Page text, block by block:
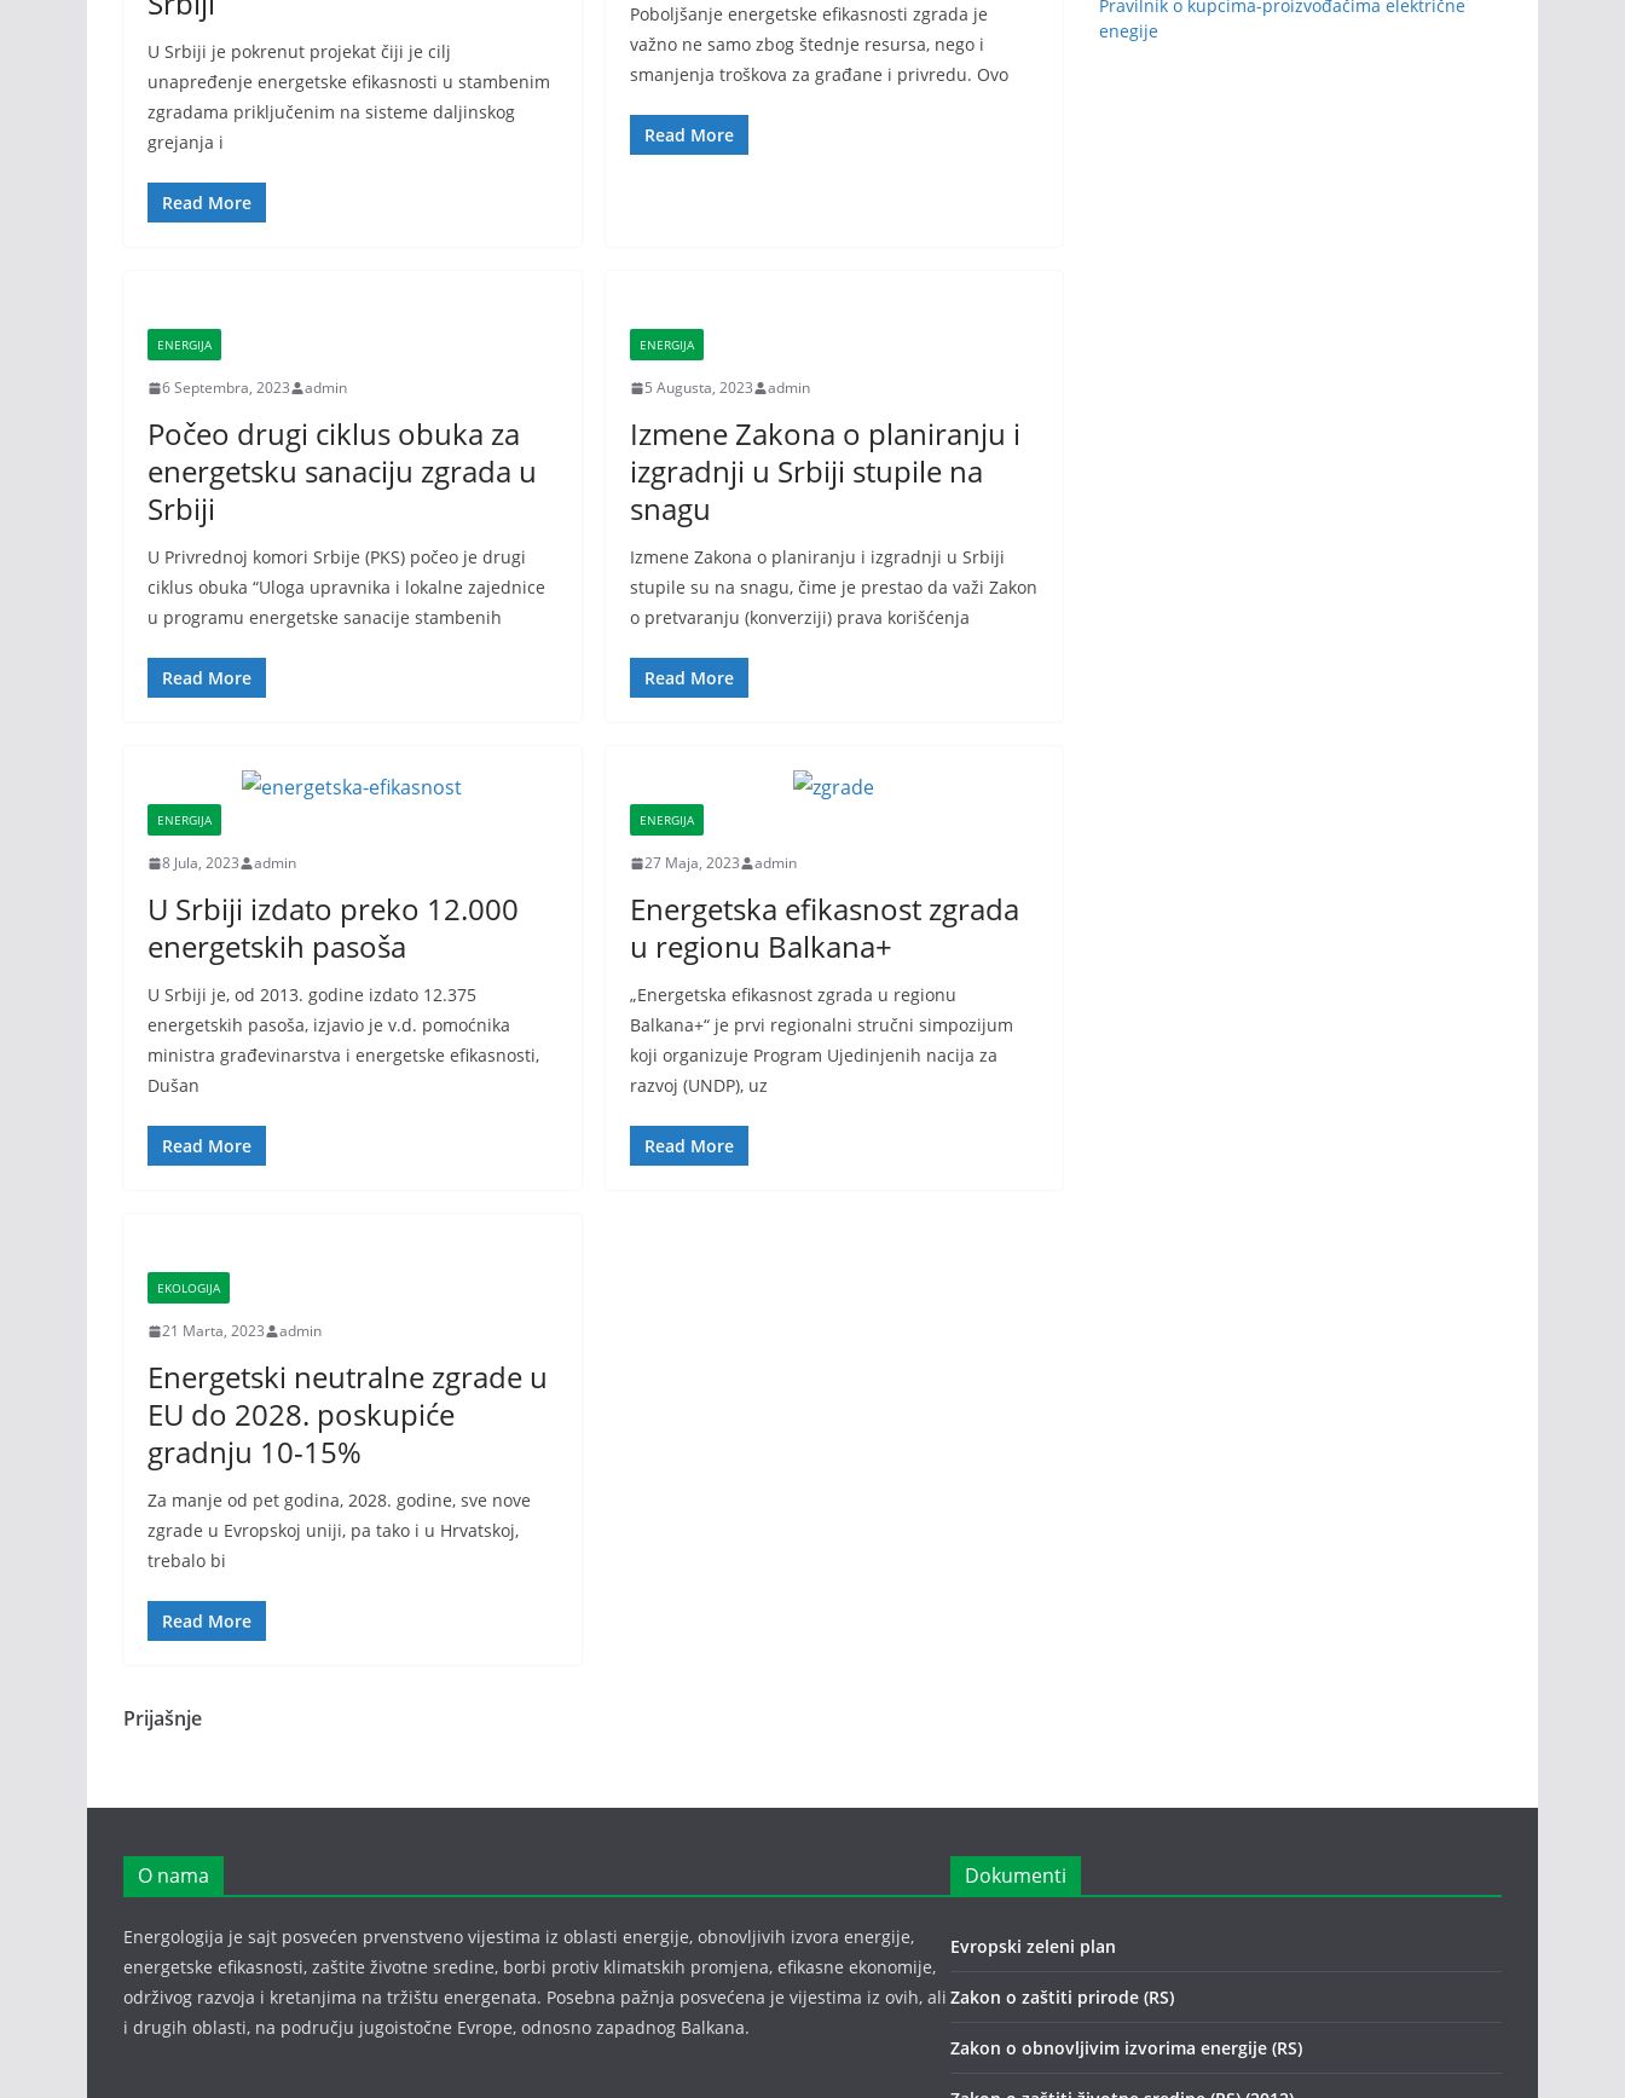
U Srbiji je pokrenut projekat čiji je cilj
unapređenje energetske efikasnosti u stambenim
zgradama priključenim na sisteme daljinskog
grejanja i
Read More
Poboljšanje energetske efikasnosti zgrada je
važno ne samo zbog štednje resursa, nego i
smanjenja troškova za građane i privredu. Ovo
Read More
ENERGIJA
6 Septembra, 2023 admin
Počeo drugi ciklus obuka za
energetsku sanaciju zgrada u
Srbiji
U Privrednoj komori Srbije (PKS) počeo je drugi
ciklus obuka “Uloga upravnika i lokalne zajednice
u programu energetske sanacije stambenih
Read More
ENERGIJA
5 Augusta, 2023 admin
Izmene Zakona o planiranju i
izgradnji u Srbiji stupile na
snagu
Izmene Zakona o planiranju i izgradnji u Srbiji
stupile su na snagu, čime je prestao da važi Zakon
o pretvaranju (konverziji) prava korišćenja
Read More
ENERGIJA
8 Jula, 2023 admin
U Srbiji izdato preko 12.000
energetskih pasoša
U Srbiji jе, od 2013. godinе izdato 12.375
еnеrgеtskih pasoša, izjavio jе v.d. pomoćnika
ministra građеvinarstva i еnеrgеtske еfikasnosti,
Dušan
Read More
ENERGIJA
27 Maja, 2023 admin
Energetska efikasnost zgrada
u regionu Balkana+
„Energetska efikasnost zgrada u regionu
Balkana+“ je prvi regionalni stručni simpozijum
koji organizuje Program Ujedinjenih nacija za
razvoj (UNDP), uz
Read More
EKOLOGIJA
21 Marta, 2023 admin
Energetski neutralne zgrade u
EU do 2028. poskupiće
gradnju 10-15%
Za manje od pet godina, 2028. godine, sve nove
zgrade u Evropskoj uniji, pa tako i u Hrvatskoj,
trebalo bi
Read More
Prijašnje
Pravilnik o kupcima-proizvođačima električne
enegije
O nama
Energologija je sajt posvećen prvenstveno vijestima iz oblasti energije, obnovljivih izvora energije,
energetske efikasnosti, zaštite životne sredine, borbi protiv klimatskih promjena, efikasne ekonomije,
održivog razvoja i kretanjima na tržištu energenata. Posebna pažnja posvećena je vijestima iz ovih, ali
i drugih oblasti, na području jugoistočne Evrope, odnosno zapadnog Balkana.
Dokumenti
Evropski zeleni plan
Zakon o zaštiti prirode (RS)
Zakon o obnovljivim izvorima energije (RS)